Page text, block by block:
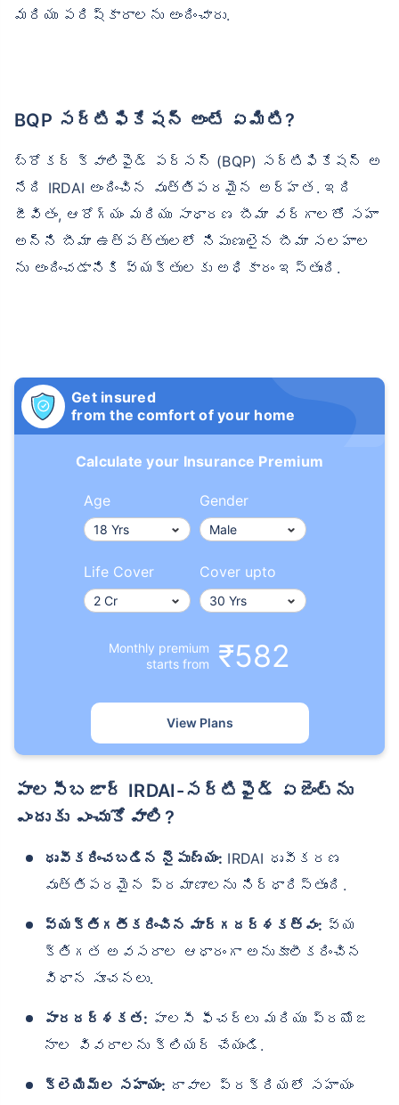
మరియు పరిష్కారాలను అందించారు.
BQP సర్టిఫికేషన్ అంటే ఏమిటి?
బ్రోకర్ క్వాలిఫైడ్ పర్సన్ (BQP) సర్టిఫికేషన్ అ
నేది IRDAI అందించిన వృత్తిపరమైన అర్హత. ఇది
జీవితం, ఆరోగ్యం మరియు సాధారణ బీమా వర్గాలతో సహా
అన్ని బీమా ఉత్పత్తులలో నిపుణులైన బీమా సలహాల
ను అందించడానికి వ్యక్తులకు అధికారం ఇస్తుంది.
Get insured
from the comfort of your home
Calculate your Insurance Premium
Age Gender
Life Cover Cover upto
Monthly premium
starts from
₹582
View Plans
పాలసీబజార్ IRDAI-సర్టిఫైడ్ ఏజెంట్‌ను
ఎందుకు ఎంచుకోవాలి?
ధృవీకరించబడిన నైపుణ్యం: IRDAI ధృవీకరణ
వృత్తిపరమైన ప్రమాణాలను నిర్ధారిస్తుంది.
వ్యక్తిగతీకరించిన మార్గదర్శకత్వం: వ్య
క్తిగత అవసరాల ఆధారంగా అనుకూలీకరించిన
విధాన సూచనలు.
పారదర్శకత: పాలసీ ఫీచర్‌లు మరియు ప్రయోజ
నాల వివరాలను క్లియర్ చేయండి.
క్లెయిమ్‌ల సహాయం: దావాల ప్రక్రియలో సహాయం